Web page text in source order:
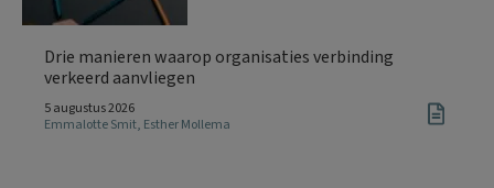
Drie manieren waarop organisaties verbinding
verkeerd aanvliegen
5 augustus 2026
Emmalotte Smit, Esther Mollema